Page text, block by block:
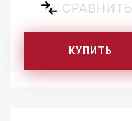
СРАВНИТЬ
КУПИТЬ